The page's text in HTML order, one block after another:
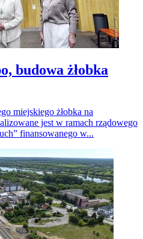
budowa żłobka
miejskiego żłobka na
jest w ramach rządowego
finansowanego w...